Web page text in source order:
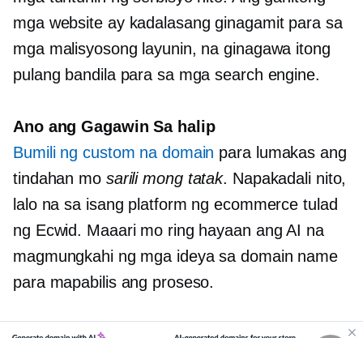
mga website ay kadalasang ginagamit para sa
mga malisyosong layunin, na ginagawa itong
pulang bandila para sa mga search engine.
Ano ang Gagawin Sa halip
Bumili ng custom na domain para lumakas ang
tindahan mo sarili mong tatak. Napakadali nito,
lalo na sa isang platform ng ecommerce tulad
ng Ecwid. Maaari mo ring hayaan ang AI na
magmungkahi ng mga ideya sa domain name
para mapabilis ang proseso.